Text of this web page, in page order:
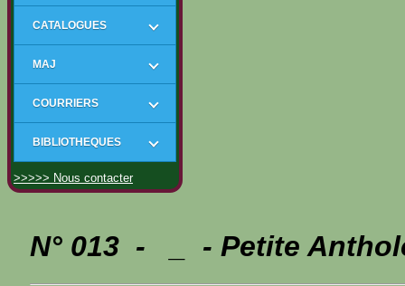
CATALOGUES
MAJ
COURRIERS
BIBLIOTHEQUES
>>>>> Nous contacter
N° 013 - _ - Petite